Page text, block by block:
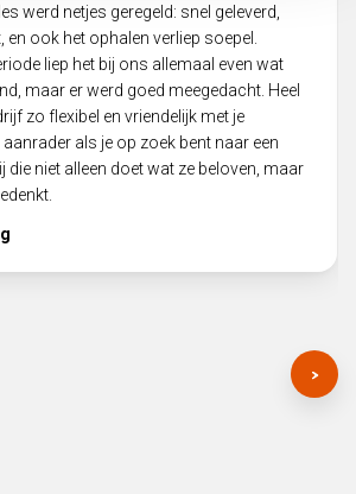
werd netjes geregeld: snel geleverd,
ook het ophalen verliep soepel.
liep het bij ons allemaal even wat
maar er werd goed meegedacht. Heel
zo flexibel en vriendelijk met je
als je op zoek bent naar een
die niet alleen doet wat ze beloven, maar